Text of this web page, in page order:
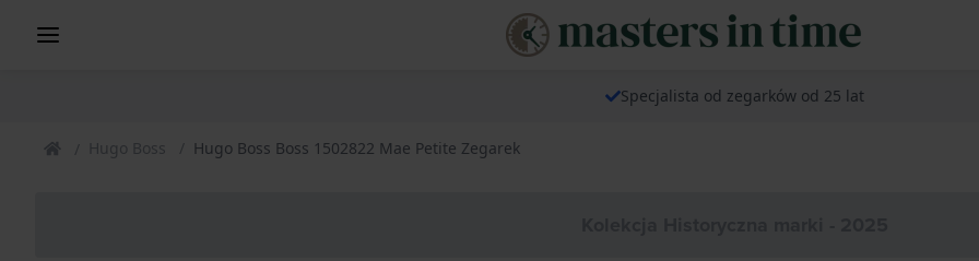
Specjalista od zegarków od 25 lat
Hugo Boss Hugo Boss Boss 1502822 Mae Petite Zegarek